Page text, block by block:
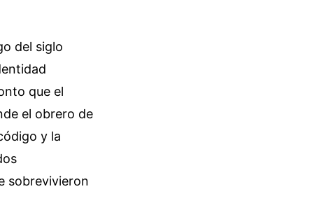
del siglo
que el
el obrero de
y la
sobrevivieron